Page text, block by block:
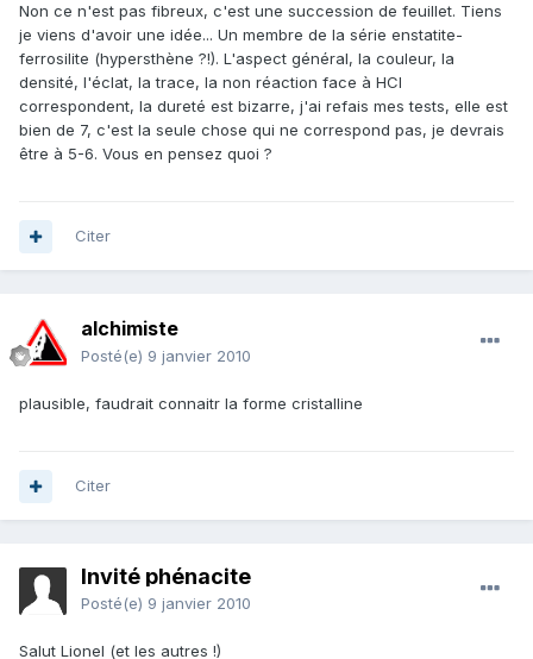
Non ce n'est pas fibreux, c'est une succession de feuillet. Tiens
je viens d'avoir une idée... Un membre de la série enstatite-
ferrosilite (hypersthène ?!). L'aspect général, la couleur, la
densité, l'éclat, la trace, la non réaction face à HCl
correspondent, la dureté est bizarre, j'ai refais mes tests, elle est
bien de 7, c'est la seule chose qui ne correspond pas, je devrais
être à 5-6. Vous en pensez quoi ?
Citer
alchimiste
Posté(e) 9 janvier 2010
plausible, faudrait connaitr la forme cristalline
Citer
Invité phénacite
Posté(e) 9 janvier 2010
Salut Lionel (et les autres !)